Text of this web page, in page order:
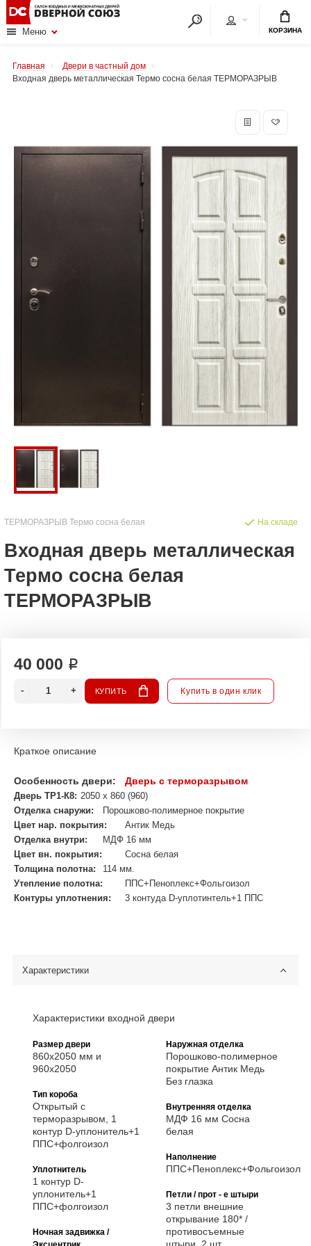
Меню КОРЗИНА
Главная
Двери в частный дом
Входная дверь металлическая Термо сосна белая ТЕРМОРАЗРЫВ
ТЕРМОРАЗРЫВ Термо сосна белая
Входная дверь металлическая
Термо сосна белая
ТЕРМОРАЗРЫВ
На складе
40 000 ₽
КУПИТЬ Купить в один клик
Краткое описание
Особенность двери: Дверь с терморазрывом
Дверь ТР1-К8: 2050 х 860 (960)
Отделка снаружи:
Порошково-полимерное покрытие
Цвет нар. покрытия:
Антик Медь
Отделка внутри:
МДФ 16 мм
Цвет вн. покрытия:
Сосна белая
Толщина полотна:
114 мм.
Утепление полотна:
ППС+Пеноплекс+Фольгоизол
Контуры уплотнения:
3 контуда D-уплотинтель+1 ППС
Характеристики
Характеристики входной двери
Размер двери
860х2050 мм и
960х2050
Тип короба
Открытый с
терморазрывом, 1
контур D-уплонитель+1
ППС+фолгоизол
Уплотнитель
1 контур D-
уплонитель+1
ППС+фолгоизол
Ночная задвижка /
Наружная отделка
Порошково-полимерное
покрытие Антик Медь
Без глазка
Внутренняя отделка
МДФ 16 мм Сосна
белая
Наполнение
ППС+Пеноплекс+Фольгоизол
Петли / прот - е штыри
3 петли внешние
открывание 180* /
противосъемные